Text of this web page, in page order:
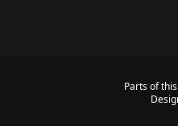
Parts of